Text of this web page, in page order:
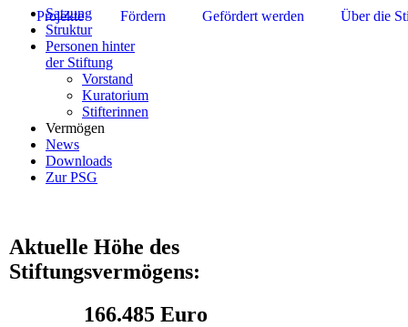
Projekte Fördern Gefördert werden Über die
Satzung
Struktur
Personen hinter
der Stiftung
Vorstand
Kuratorium
Stifterinnen
Vermögen
News
Downloads
Zur PSG
Aktuelle Höhe des
Stiftungsvermögens:
166.485 Euro